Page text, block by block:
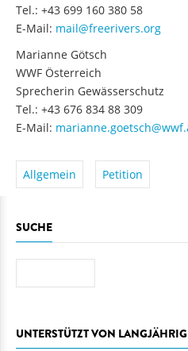
Tel.: +43 699 160 380 58
E-Mail: mail@freerivers.org
Marianne Götsch
WWF Österreich
Sprecherin Gewässerschutz
Tel.: +43 676 834 88 309
E-Mail:
Allgemein Petition
SUCHE
UNTERSTÜTZT VON